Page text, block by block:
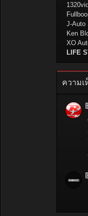
J-Auto
Ken
XO
LIFE
ความ